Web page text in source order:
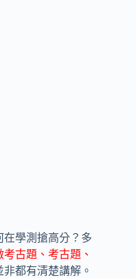
在學測搶高分？多
考古題、考古題、
都有清楚講解。